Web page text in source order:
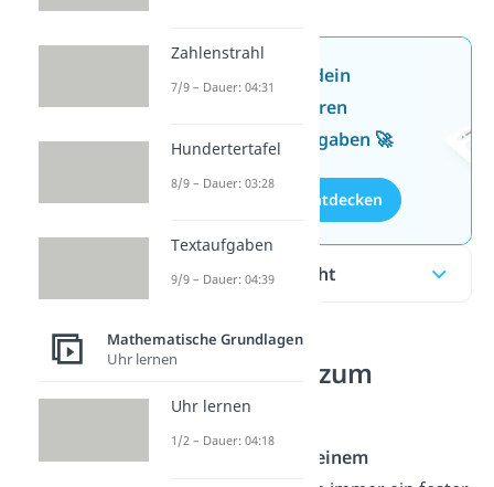
Jetzt neu: Teste dein
Wissen mit unseren
kostenlosen Aufgaben 🚀
Aufgaben entdecken
Inhaltsübersicht
Unterschied zum
Parameter
Unterschied zu einem
Zahlenstrahl
7/9 – Dauer: 04:31
Hundertertafel
8/9 – Dauer: 03:28
Textaufgaben
9/9 – Dauer: 04:39
Mathematische Grundlagen
Uhr lernen
Uhr lernen
1/2 – Dauer: 04:18